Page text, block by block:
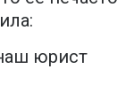
юрист